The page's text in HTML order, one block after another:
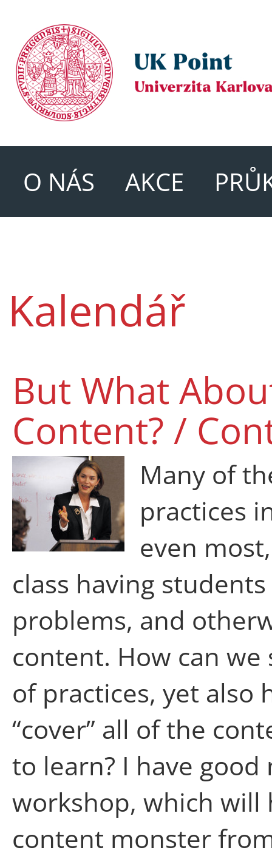
O NÁS AKCE
Kalendář
But What
Content? /
Many of
practices
even
class having
problems, and
content. How can
of practices, yet also
“cover” all of the
to learn? I have
workshop, which will
content monster